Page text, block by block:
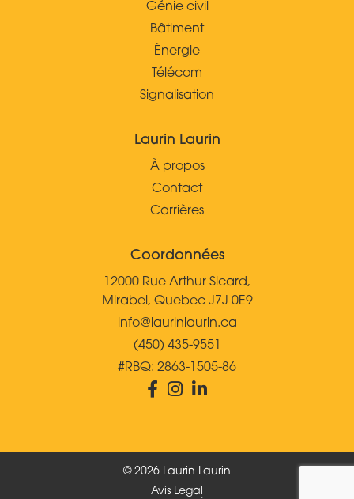
Génie civil
Bâtiment
Énergie
Télécom
Signalisation
Laurin Laurin
À propos
Contact
Carrières
Coordonnées
12000 Rue Arthur Sicard,
Mirabel, Quebec J7J 0E9
info@laurinlaurin.ca
(450) 435-9551
#RBQ: 2863-1505-86
© 2026 Laurin Laurin
Avis Legal